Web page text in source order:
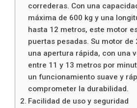
correderas. Con una
máxima de 600 kg y una
hasta 12 metros, este motor
puertas pesadas. Su motor de
una apertura rápida, con una
entre 11 y 13 metros por
un funcionamiento suave y
comprometer la durabilidad.
Facilidad de uso y seguridad